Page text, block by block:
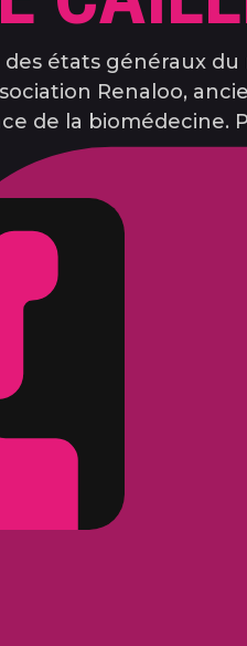
états généraux
Renaloo,
de la biomédecine.